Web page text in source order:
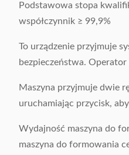
Podstawowa stopa
współczynnik ≥ 99,9%
To urządzenie przyjmuje
bezpieczeństwa.
Maszyna przyjmuje dwie
uruchamiając przycisk,
Wydajność maszyna do
maszyna do formowania